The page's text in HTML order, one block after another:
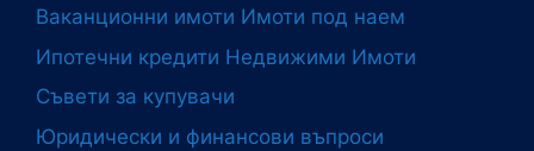
Ваканционни имоти Имоти под наем
Ипотечни кредити Недвижими Имоти
Съвети за купувачи
Юридически и финансови въпроси